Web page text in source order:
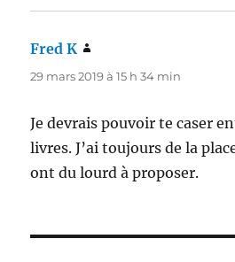
Fred K
29 mars 2019 à 15 h 34 min
Je devrais pouvoir te caser
livres. J’ai toujours de la
ont du lourd à proposer.